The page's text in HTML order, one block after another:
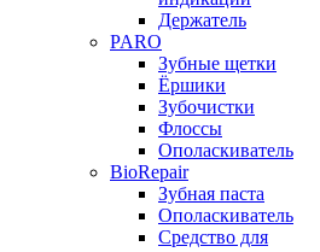
Держатель
PARO
Зубные щетки
Ёршики
Зубочистки
Флоссы
Ополаскиватель
BioRepair
Зубная паста
Ополаскиватель
Средство для